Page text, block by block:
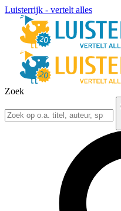
Luisterrijk - vertelt alles
Zoek